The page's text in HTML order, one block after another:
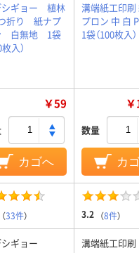
シギョー 植林
折り 紙ナプ
白無地 1袋
枚入）
溝端紙工印刷
プロン 中 白
1袋（100枚入）
￥59
カゴへ
数量
カ
（33件） 3.2 （8件）
ギョー 溝端紙工印刷